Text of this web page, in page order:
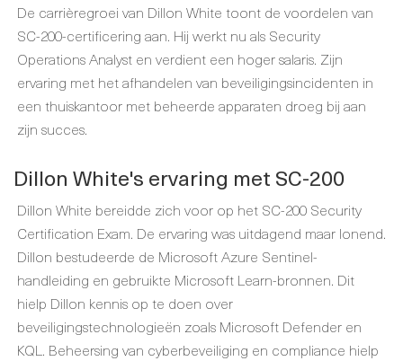
De carrièregroei van Dillon White toont de voordelen van
SC-200-certificering aan. Hij werkt nu als Security
Operations Analyst en verdient een hoger salaris. Zijn
ervaring met het afhandelen van beveiligingsincidenten in
een thuiskantoor met beheerde apparaten droeg bij aan
zijn succes.
Dillon White's ervaring met SC-200
Dillon White bereidde zich voor op het SC-200 Security
Certification Exam. De ervaring was uitdagend maar lonend.
Dillon bestudeerde de Microsoft Azure Sentinel-
handleiding en gebruikte Microsoft Learn-bronnen. Dit
hielp Dillon kennis op te doen over
beveiligingstechnologieën zoals Microsoft Defender en
KQL. Beheersing van cyberbeveiliging en compliance hielp